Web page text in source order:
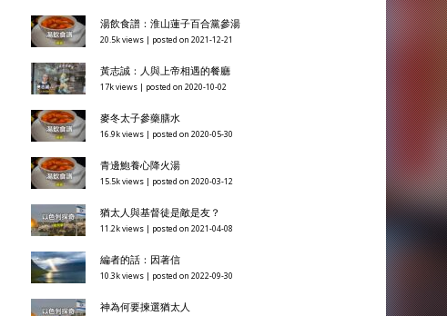
湯飲食譜：淮山蓮子百合黨參湯
20.5k views posted on 2021-12-21
黃志誠：人與上帝相遇的餐廳
17k views posted on 2020-10-02
麥冬太子參藥膳水
16.9k views posted on 2020-05-30
青邊鮑養心降火湯
15.5k views posted on 2020-03-12
猶太人與基督徒是敵是友？
11.2k views posted on 2021-04-08
編者的話：因著信
10.3k views posted on 2022-09-30
神為何要揀選猶太人